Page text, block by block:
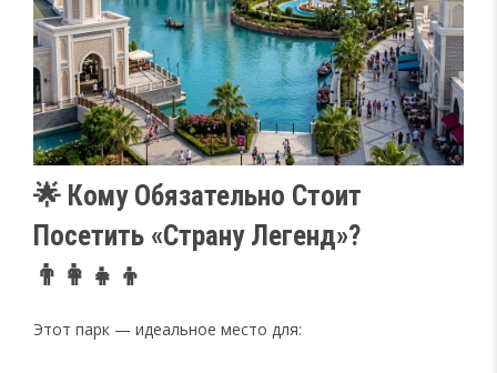
🌟 Кому Обязательно Стоит
Посетить «Страну Легенд»?
👨‍👩‍👧‍👦
Этот парк — идеальное место для: